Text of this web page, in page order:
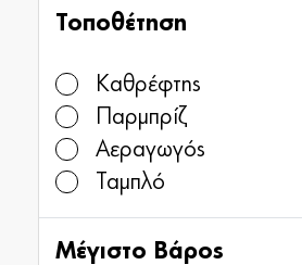
Aux
Τοποθέτηση
Καθρέφτης
Παρμπρίζ
Αεραγωγός
Ταμπλό
Μέγιστο Βάρος